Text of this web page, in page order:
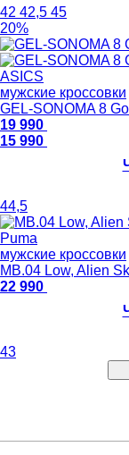
42 42,5 45
20%
ASICS
мужские кроссовки
GEL-SONOMA 8
19 990
15 990
44,5
Puma
мужские кроссовки
MB.04 Low, Alien
22 990
43